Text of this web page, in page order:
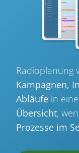
Radioplanung
Kampagnen,
Abläufe in
Übersicht,
Prozesse im